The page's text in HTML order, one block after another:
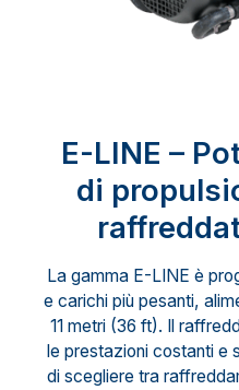
E-LINE –
di
La gamma E-LINE è
e carichi più pesanti,
11 metri (36 ft). Il
le prestazioni costanti e
di scegliere tra